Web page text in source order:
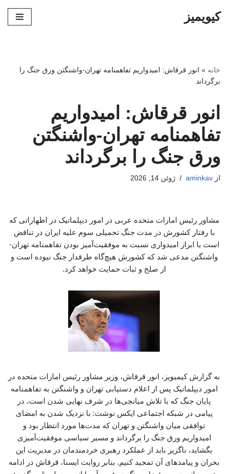
کیویمیز
خانه » انور قرقاش: امیدواریم تفاهمنامه تهران-واشنگتن ورق جنگ را
برگرداند
انور قرقاش: امیدواریم
تفاهمنامه تهران-واشنگتن
ورق جنگ را برگرداند
از aminkav ژوئن 14, 2026
مشاور رئیس امارات متحده عربی در امور دیپلماتیک در اظهاراتی که
با رفتار کشورش در مدت جنگ تحمیلی سوم علیه ایران در تناقض
است با ابراز امیدواری نسبت به موفقیت‌آمیز بودن تفاهمنامه تهران-
واشنگتن مدعی شد که کشورش هیچ‌گاه طرفدار جنگ نبوده است و
از صلح و ثبات حمایت خواهد کرد.
به گزارش کیمیویز، انور قرقاش، وزیر مشاور رئیس امارات متحده در
امور دیپلماتیک پس از اعلام دستیابی تهران و واشنگتن به تفاهمنامه
پایان جنگ که با تلاش میانجی‌ها در شرف نهایی شدن است، در
پیامی در شبکه اجتماعی ایکس نوشت: با نزدیک شدن به امضای
توافقی میان واشنگتن و تهران که مدت‌ها مورد انتظار بود و
امیدواریم ورق جنگ را برگرداند و مسیر سیاسی موفقیت‌آمیزی
بگشاید، ناگزیر باید از عملکرد رهبری خردمندمان در مدیریت این
بحران و پیامدهای آن تمجید کنیم. بنابر روایت ایسنا، قرقاش در ادامه